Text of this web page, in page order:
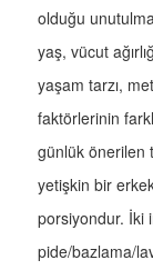
olduğu
yaş, vücut
yaşam tarzı,
faktörlerinin
günlük önerilen
yetişkin bir
porsiyondur. İki
pide/bazlama/